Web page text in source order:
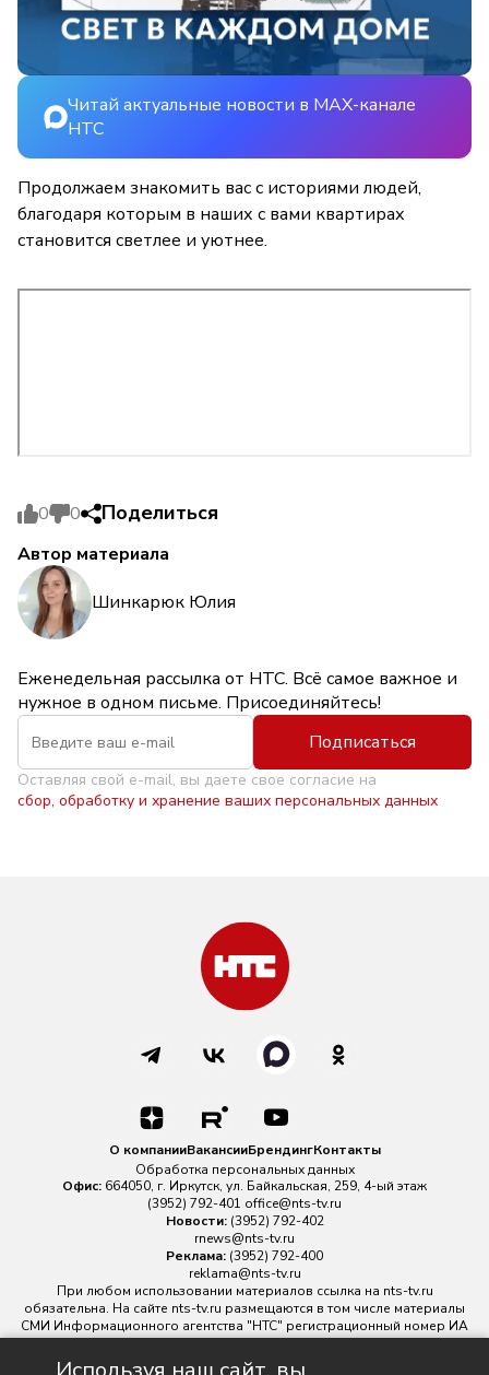
Читай актуальные новости в MAX-канале
НТС
Продолжаем знакомить вас с историями людей,
благодаря которым в наших с вами квартирах
становится светлее и уютнее.
0 0 Поделиться
Автор материала
Шинкарюк Юлия
Еженедельная рассылка от НТС. Всё самое важное и
нужное в одном письме. Присоединяйтесь!
Подписаться
Оставляя свой e-mail, вы даете свое согласие на
сбор, обработку и хранение ваших персональных данных
О компанииВакансииБрендингКонтакты
Обработка персональных данных
Офис: 664050, г. Иркутск, ул. Байкальская, 259, 4-ый этаж
(3952) 792-401 office@nts-tv.ru
Новости: (3952) 792-402
rnews@nts-tv.ru
Реклама: (3952) 792-400
reklama@nts-tv.ru
При любом использовании материалов ссылка на nts-tv.ru
обязательна. На сайте nts-tv.ru размещаются в том числе материалы
СМИ Информационного агентства "НТС" регистрационный номер ИА
№ ФС 77 - 88763 зарегистрировано Федеральной службой по
надзору в сфере связи, информационных технологий и массовых